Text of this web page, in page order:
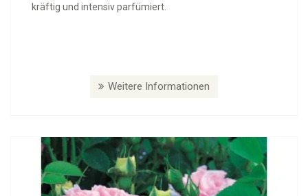
kräftig und intensiv parfümiert.
Weitere Informationen